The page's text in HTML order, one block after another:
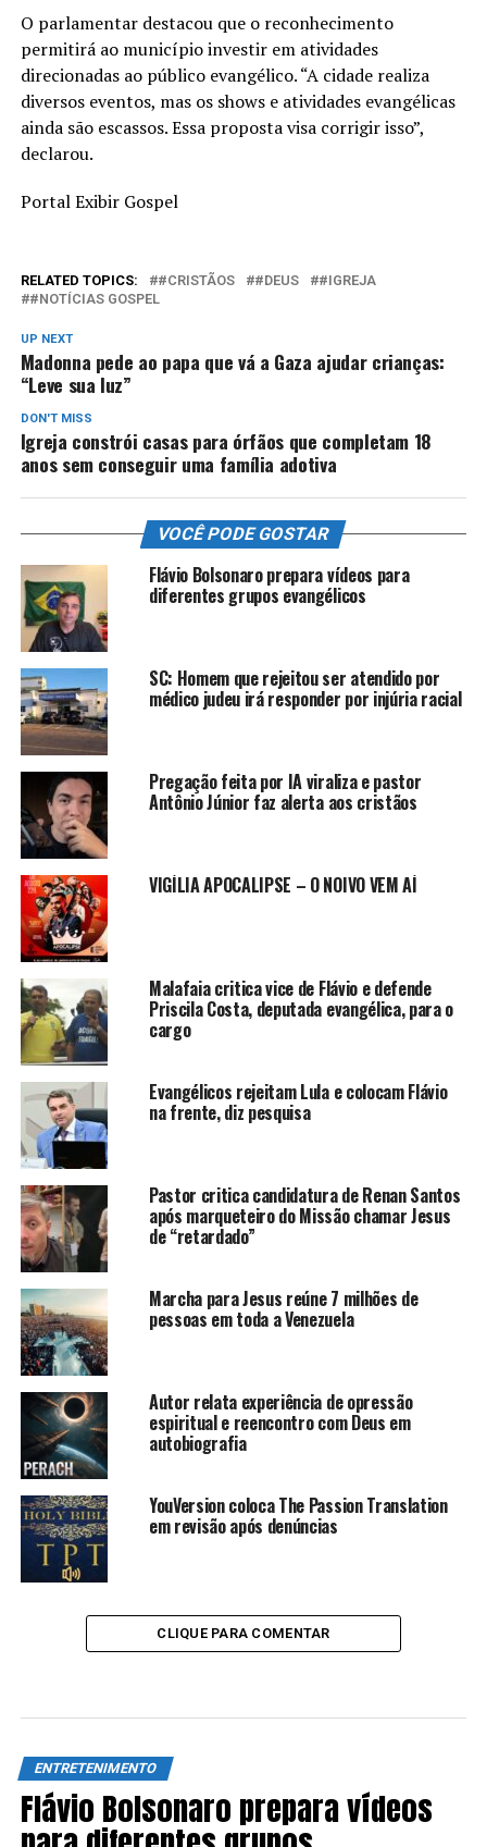
O parlamentar destacou que o reconhecimento
permitirá ao município investir em atividades
direcionadas ao público evangélico. “A cidade realiza
diversos eventos, mas os shows e atividades evangélicas
ainda são escassos. Essa proposta visa corrigir isso”,
declarou.
Portal Exibir Gospel
RELATED TOPICS: #CRISTÃOS #DEUS
#IGREJA
#NOTÍCIAS GOSPEL
UP NEXT
Madonna pede ao papa que vá a Gaza ajudar crianças:
“Leve sua luz”
DON'T MISS
Igreja constrói casas para órfãos que completam 18
anos sem conseguir uma família adotiva
VOCÊ PODE GOSTAR
Flávio Bolsonaro prepara vídeos para
diferentes grupos evangélicos
SC: Homem que rejeitou ser atendido por
médico judeu irá responder por injúria racial
Pregação feita por IA viraliza e pastor
Antônio Júnior faz alerta aos cristãos
VIGÍLIA APOCALIPSE – O NOIVO VEM AÍ
Malafaia critica vice de Flávio e defende
Priscila Costa, deputada evangélica, para o
cargo
Evangélicos rejeitam Lula e colocam Flávio
na frente, diz pesquisa
Pastor critica candidatura de Renan Santos
após marqueteiro do Missão chamar Jesus
de “retardado”
Marcha para Jesus reúne 7 milhões de
pessoas em toda a Venezuela
Autor relata experiência de opressão
espiritual e reencontro com Deus em
autobiografia
YouVersion coloca The Passion Translation
em revisão após denúncias
CLIQUE PARA COMENTAR
ENTRETENIMENTO
Flávio Bolsonaro prepara vídeos